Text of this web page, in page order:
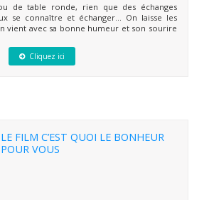
de table ronde, rien que des échanges
se connaître et échanger… On laisse les
vient avec sa bonne humeur et son sourire
Cliquez ici
LE FILM C’EST QUOI LE BONHEUR
POUR VOUS